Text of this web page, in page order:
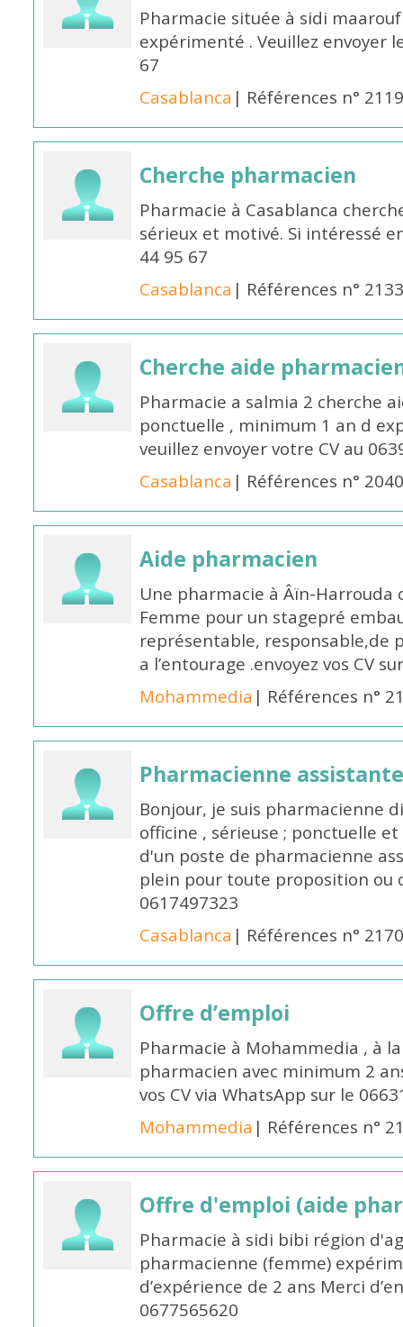
Pharmacie située à sidi
expérimenté . Veuillez envoyer
67
Casablanca | Références n°
Cherche pharmacien
Pharmacie à Casablanca
sérieux et motivé. Si intéressé
44 95 67
Casablanca | Références n°
Cherche aide
Pharmacie a salmia 2 cherche
ponctuelle , minimum 1 an d
veuillez envoyer votre CV au
Casablanca | Références n°
Aide pharmacien
Une pharmacie à Âïn-Harrouda
Femme pour un stagepré
représentable,
a l’entourage .envoyez vos CV
Mohammedia | Références n°
Pharmacienne
Bonjour, je suis pharmacienne
officine , sérieuse ; ponctuelle
d'un poste de pharmacienne
plein pour toute proposition ou
0617497323
Casablanca | Références n°
Offre d’emploi
Pharmacie à Mohammedia , à
pharmacien avec minimum 2
vos CV via WhatsApp sur le
Mohammedia | Références n°
Offre d'emploi (aide
Pharmacie à sidi bibi région
pharmacienne (femme)
d’expérience de 2 ans Merci
0677565620